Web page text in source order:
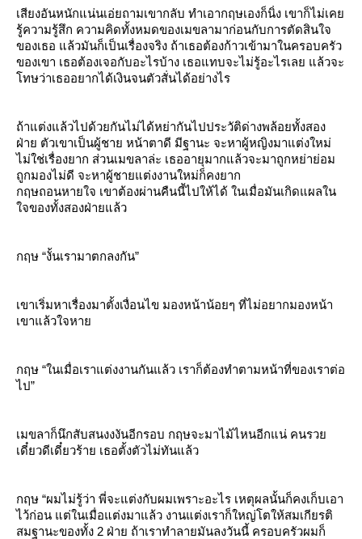
เสียงอันหนักแน่นเอ่ยถามเขากลับ ทำเอากฤษเองก็นิ่ง เขาก็ไม่เค
รู้ความรู้สึก ความคิดทั้งหมดของเมขลามาก่อนกับการตัดสินใจ
ของเธอ แล้วมันก็เป็นเรื่องจริง ถ้าเธอต้องก้าวเข้ามาในครอบครัว
ของเขา เธอต้องเจอกับอะไรบ้าง เธอแทบจะไม่รู้อะไรเลย แล้วจะ
ทษว่าเธออยากได้เงินจนตัวสั่นได้อย่างไร
ถ้าแต่งแล้วไปด้วยกันไม่ได้หย่ากันไปประวัติด่างพล้อยทั้งสอง
ฝ่าย ตัวเขาเป็นผู้ชาย หน้าตาดี มีฐานะ จะหาผู้หญิงมาแต่งใหม่
ไม่ใช่เรื่องยาก ส่วนเมขลาล่ะ เธออายุมากแล้วจะมาถูกหย่าย่อม
ถูกมองไม่ดี จะหาผู้ชายแต่งงานใหม่ก็คงยาก
กฤษถอนหายใจ เขาต้องผ่านคืนนี้ไปให้ได้ ในเมื่อมันเกิดแผลใน
จของทั้งสองฝ่ายแล้ว
กฤษ “งั้นเรามาตกลงกัน”
เขาเริ่มหาเรื่องมาตั้งเงื่อนไข มองหน้าน้อยๆ ที่ไม่อยากมองหน้า
เขาแล้วใจหา
กฤษ “ในเมื่อเราแต่งงานกันแล้ว เราก็ต้องทำตามหน้าที่ของเราต่อ
ไป”
เมขลาก็นึกสับสนงงงันอีกรอบ กฤษจะมาไม้ไหนอีกแน่ คนรว
เดี๋ยวดีเดี๋ยวร้าย เธอตั้งตัวไม่ทันแล้ว
กฤษ “ผมไม่รู้ว่า พี่จะแต่งกับผมเพราะอะไร เหตุผลนั้นก็คงเก็บเอา
ไว้ก่อน แต่ในเมื่อแต่งมาแล้ว งานแต่งเราก็ใหญ่โตให้สมเกียรติ
สมฐานะของทั้ง 2 ฝ่าย ถ้าเราทำลายมันลงวันนี้ ครอบครัวผมก็